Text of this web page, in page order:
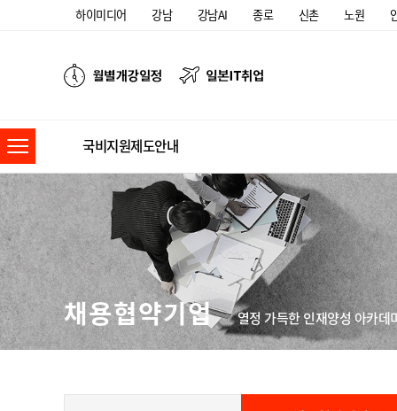
하이미디어 강남 강남AI 종로 신촌 노원
국비지원제도안내
채용협약기업 열정 가득한 인재양성 아카데